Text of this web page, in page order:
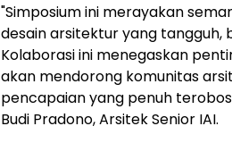
"Simposium ini merayakan
desain arsitektur yang tangguh,
Kolaborasi ini menegaskan
akan mendorong komunitas
pencapaian yang penuh
Budi Pradono, Arsitek Senior IAI.